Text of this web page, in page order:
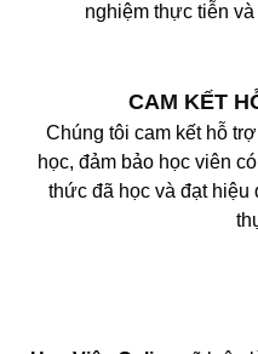
nghiệm thực tiễn
CAM KẾT
Chúng tôi cam kết hỗ
học, đảm bảo học viên
thức đã học và đạt hiệu